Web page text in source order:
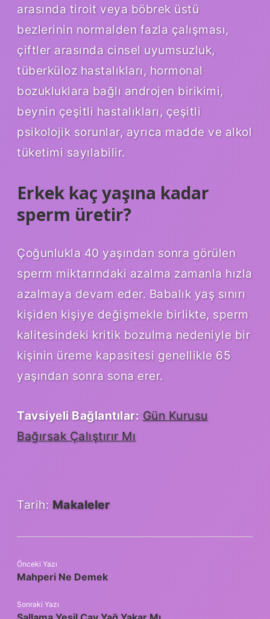
arasında tiroit veya böbrek üstü
bezlerinin normalden fazla çalışması,
çiftler arasında cinsel uyumsuzluk,
tüberküloz hastalıkları, hormonal
bozukluklara bağlı androjen birikimi,
beynin çeşitli hastalıkları, çeşitli
psikolojik sorunlar, ayrıca madde ve alkol
tüketimi sayılabilir.
Erkek kaç yaşına kadar
sperm üretir?
Çoğunlukla 40 yaşından sonra görülen
sperm miktarındaki azalma zamanla hızla
azalmaya devam eder. Babalık yaş sınırı
kişiden kişiye değişmekle birlikte, sperm
kalitesindeki kritik bozulma nedeniyle bir
kişinin üreme kapasitesi genellikle 65
yaşından sonra sona erer.
Tavsiyeli Bağlantılar: Gün Kurusu
Bağırsak Çalıştırır Mı
Tarih: Makaleler
Önceki Yazı
Mahperi Ne Demek
Sonraki Yazı